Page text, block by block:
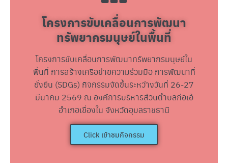
โครงการขับเคลื่อนการพัฒนา
ทรัพยากรมนุษย์ในพื้นที่
โครงการขับเคลื่อนการพัฒนาทรัพยากรมนุษย์ใน
พื้นที่ การสร้างเครือข่ายความร่วมมือ การพัฒนาที่
ยั่งยืน (SDGs) กิจกรรมจัดขึ้นระหว่างวันที่ 26-27
มีนาคม 2569 ณ องค์การบริหารส่วนตำบลก่อเอ้
อำเภอเขื่องใน จังหวัดอุบลราชธานี
Click เข้าชมกิจกรรม